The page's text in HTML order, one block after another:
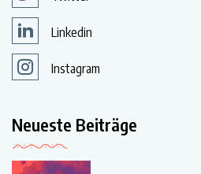
Linkedin
Instagram
Neueste Beiträge